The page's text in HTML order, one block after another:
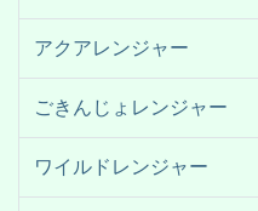
アクアレンジャー
ごきんじょレンジャー
ワイルドレンジャー